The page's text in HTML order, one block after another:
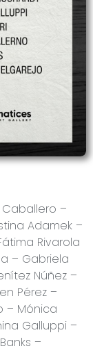
–
Adamek –
Rivarola
– Gabriela
Núñez –
Pérez –
– Mónica
Galluppi –
–